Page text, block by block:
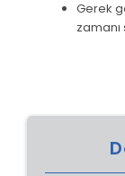
Gerek
zamanı